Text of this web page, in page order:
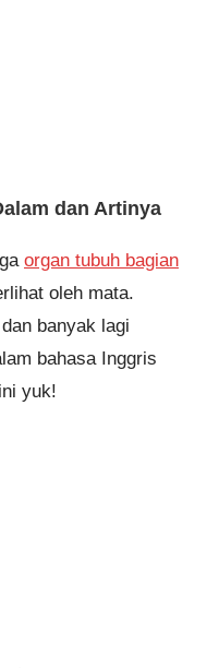
dan Artinya
organ tubuh bagian
oleh mata.
banyak lagi
bahasa Inggris
yuk!